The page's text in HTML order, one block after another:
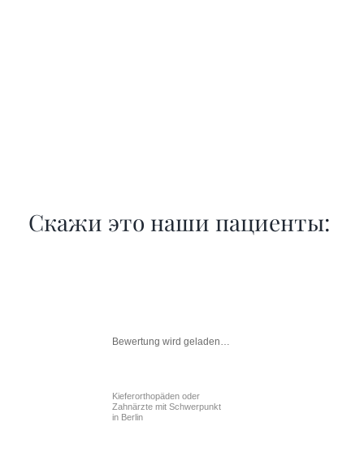
Скажи это наши пациенты:
Bewertung wird geladen…
Kieferorthopäden oder
Zahnärzte mit Schwerpunkt
in Berlin